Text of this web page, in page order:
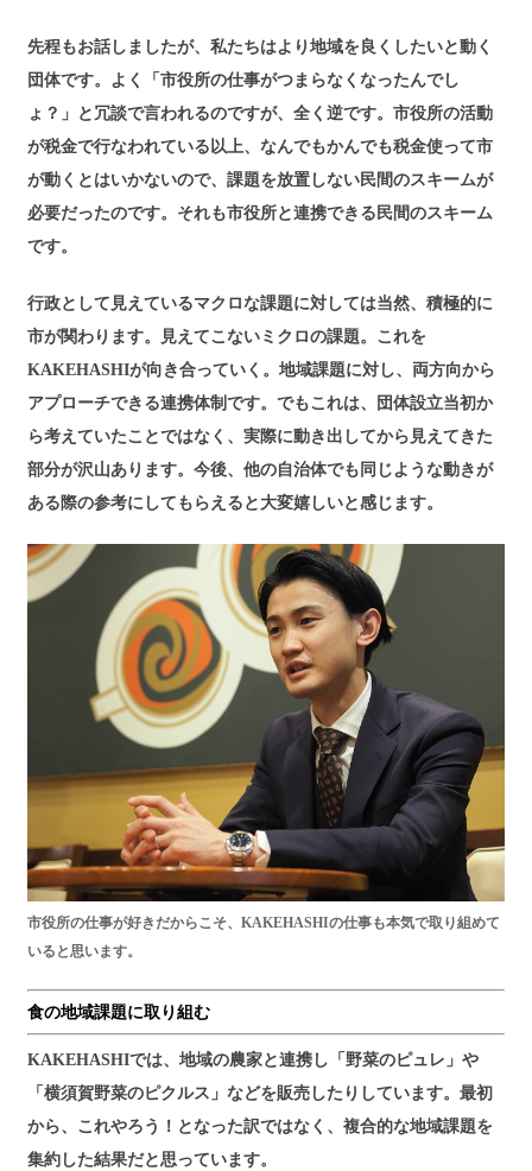
先程もお話しましたが、私たちはより地域を良くしたいと動く
団体です。よく「市役所の仕事がつまらなくなったんでし
ょ？」と冗談で言われるのですが、全く逆です。市役所の活動
が税金で行なわれている以上、なんでもかんでも税金使って市
が動くとはいかないので、課題を放置しない民間のスキームが
必要だったのです。それも市役所と連携できる民間のスキーム
です。
行政として見えているマクロな課題に対しては当然、積極的に
市が関わります。見えてこないミクロの課題。これを
KAKEHASHIが向き合っていく。地域課題に対し、両方向から
アプローチできる連携体制です。でもこれは、団体設立当初か
ら考えていたことではなく、実際に動き出してから見えてきた
部分が沢山あります。今後、他の自治体でも同じような動きが
ある際の参考にしてもらえると大変嬉しいと感じます。
市役所の仕事が好きだからこそ、KAKEHASHIの仕事も本気で取り組めて
いると思います。
食の地域課題に取り組む
KAKEHASHIでは、地域の農家と連携し「野菜のピュレ」や
「横須賀野菜のピクルス」などを販売したりしています。最初
から、これやろう！となった訳ではなく、複合的な地域課題を
集約した結果だと思っています。